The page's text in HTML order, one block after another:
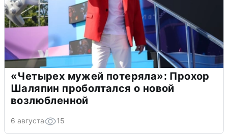
«Четырех мужей потеряла»: Прохор
Шаляпин проболтался о новой
возлюбленной
6 августа 15